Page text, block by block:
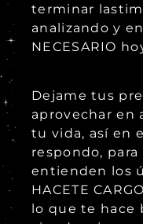
terminar
analizando y
NECESARIO
Dejame tus
aprovechar en
tu vida, así en
respondo,
entienden los
HACETE
lo que te hace